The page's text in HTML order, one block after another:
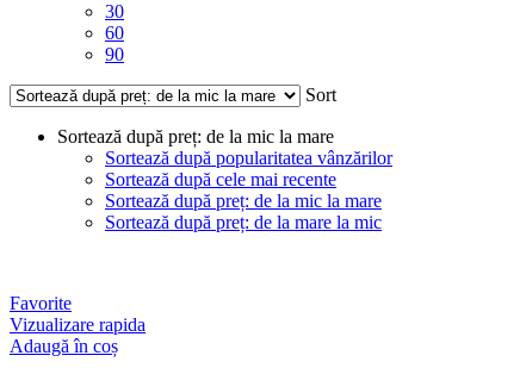
30
60
90
Sort
Sortează după preț: de la mic la mare
Sortează după popularitatea vânzărilor
Sortează după cele mai recente
Sortează după preț: de la mic la mare
Sortează după preț: de la mare la mic
Favorite
Vizualizare rapida
Adaugă în coș